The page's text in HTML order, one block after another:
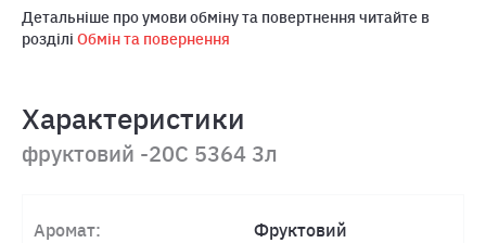
Детальніше про умови обміну та повертнення читайте в
розділі Обмін та повернення
Характеристики
фруктовий -20C 5364 3л
Аромат: Фруктовий